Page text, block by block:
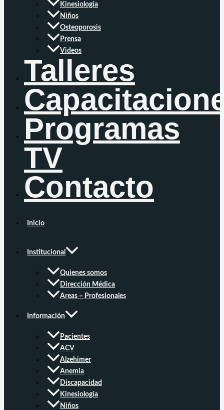
Kinesiología
Niños
Osteoporosis
Prensa
Videos
Talleres
Programas
TV
Contacto
Inicio
Institucional
Quienes somos
Dirección Médica
Areas – Profesionales
Información
Pacientes
ACV
Alzehimer
Anemia
Discapacidad
Kinesiología
Niños